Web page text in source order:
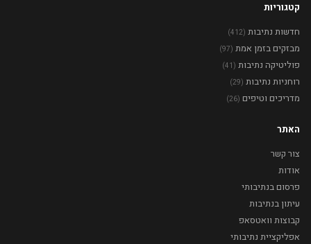
קטגוריות
חדשות נתיבות (412)
מבזקים בזמן אמת (97)
פוליטיקה נתיבות (41)
רוחניות נתיבות (29)
מדריכים וטיפים (26)
האתר
צור קשר
אודות
פרסום בנתיבותי
עיתון בנתיבות
קבוצות וואטסאפ
אפליקציית נתיבותי